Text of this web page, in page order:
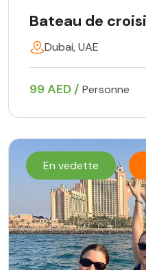
Bateau de
Dubai, UAE
99 AED / Personne
En vedette